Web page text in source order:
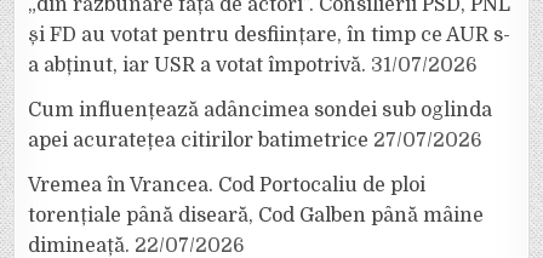
„din răzbunare față de actori”. Consilierii PSD, PNL
și FD au votat pentru desființare, în timp ce AUR s-
a abținut, iar USR a votat împotrivă. 31/07/2026
Cum influențează adâncimea sondei sub oglinda
apei acuratețea citirilor batimetrice 27/07/2026
Vremea în Vrancea. Cod Portocaliu de ploi
torențiale până diseară, Cod Galben până mâine
dimineață. 22/07/2026